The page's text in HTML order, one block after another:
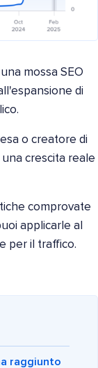
mossa SEO
di
o creatore di
crescita reale
comprovate
applicarle al
per il traffico.
raggiunto